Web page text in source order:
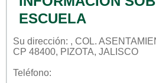
ESCUELA
Su dirección: , COL.
CP 48400, PIZOTA, JALISCO
Teléfono: